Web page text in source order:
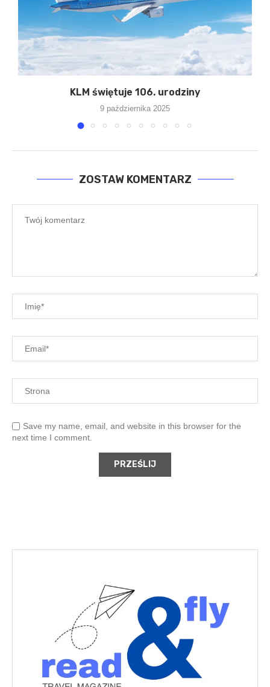
KLM świętuje 106. urodziny
9 października 2025
ZOSTAW KOMENTARZ
Save my name, email, and website in this browser for the
next time I comment.